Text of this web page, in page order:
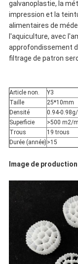
galvanoplastie, la
impression et la
alimentaires de
l'aquiculture, avec
approfondissement
filtrage de patron
Article non.
Y3
Taille
25*10mm
Densité
0.94-
Superficie
>500 m2/
Trous
19 trous
Durée (année) >15
Image de production